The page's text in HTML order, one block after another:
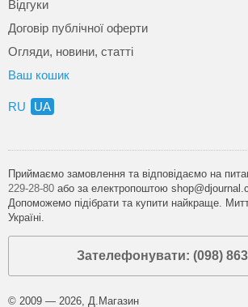
Відгуки
Договір публічної оферти
Огляди, новини, статті
Ваш кошик
RU UA
Приймаємо замовлення та відповідаємо на
229-28-80 або за електропоштою
Допоможемо підібрати та купити найкраще.
Україні.
Зателефонувати: (098)
© 2009 — 2026, Д.Магазин